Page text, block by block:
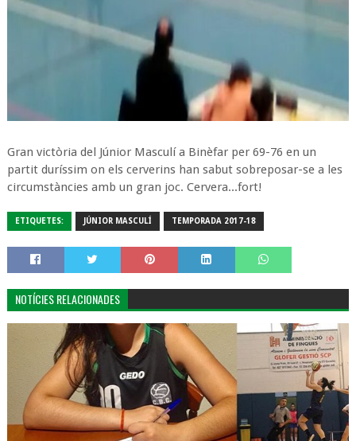
Gran victòria del Júnior Masculí a Binèfar per 69-76 en un
partit duríssim on els cerverins han sabut sobreposar-se a les
circumstàncies amb un gran joc. Cervera...fort!
ETIQUETES: JÚNIOR MASCULÍ TEMPORADA 2017-18
NOTÍCIES RELACIONADES